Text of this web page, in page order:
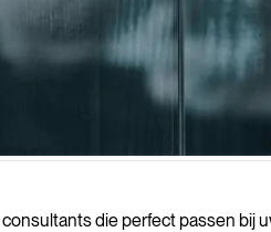
die gestructureerde,
die perfect passen